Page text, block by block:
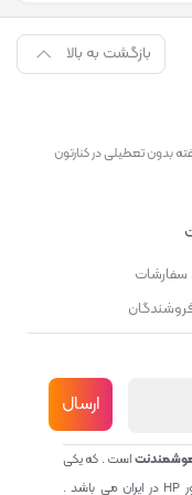
بازگشت به بالا
بدون تعطیلی در کنارتون
سفارشات
است . که یکی
شناخته ترین و یکی از شرکت معتبر پخش سرور HP در ایران می باشد .